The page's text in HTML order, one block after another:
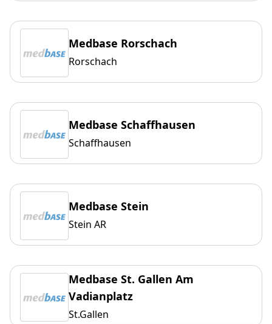
Medbase Rorschach
Rorschach
Medbase Schaffhausen
Schaffhausen
Medbase Stein
Stein AR
Medbase St. Gallen Am
Vadianplatz
St.Gallen